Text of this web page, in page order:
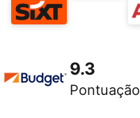
9.3
Pontuação